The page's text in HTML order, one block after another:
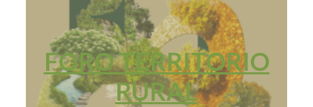
FORO TERRITORIO
RURAL